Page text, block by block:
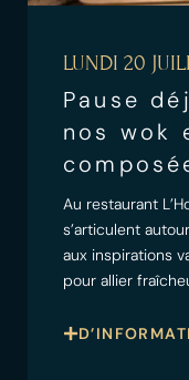
LUNDI 20
Pause
nos wok
Au restaurant
s’articulent
aux inspirations
pour allier